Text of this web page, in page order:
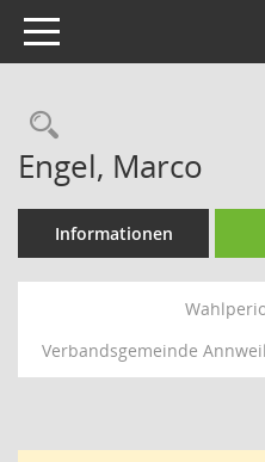
Toggle navigation
Engel, Marco
Informationen
Verbandsgemeinde